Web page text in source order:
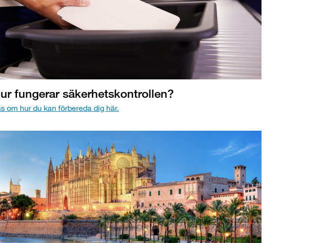
fungerar säkerhetskontrollen?
om hur du kan förbereda dig här.